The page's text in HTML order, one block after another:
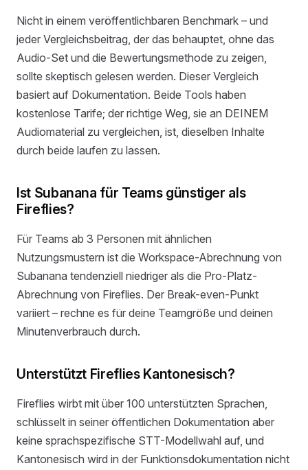
Nicht in einem veröffentlichbaren Benchmark – und
jeder Vergleichsbeitrag, der das behauptet, ohne das
Audio-Set und die Bewertungsmethode zu zeigen,
sollte skeptisch gelesen werden. Dieser Vergleich
basiert auf Dokumentation. Beide Tools haben
kostenlose Tarife; der richtige Weg, sie an DEINEM
Audiomaterial zu vergleichen, ist, dieselben Inhalte
durch beide laufen zu lassen.
Ist Subanana für Teams günstiger als
Fireflies?
Für Teams ab 3 Personen mit ähnlichen
Nutzungsmustern ist die Workspace-Abrechnung von
Subanana tendenziell niedriger als die Pro-Platz-
Abrechnung von Fireflies. Der Break-even-Punkt
variiert – rechne es für deine Teamgröße und deinen
Minutenverbrauch durch.
Unterstützt Fireflies Kantonesisch?
Fireflies wirbt mit über 100 unterstützten Sprachen,
schlüsselt in seiner öffentlichen Dokumentation aber
keine sprachspezifische STT-Modellwahl auf, und
Kantonesisch wird in der Funktionsdokumentation nicht